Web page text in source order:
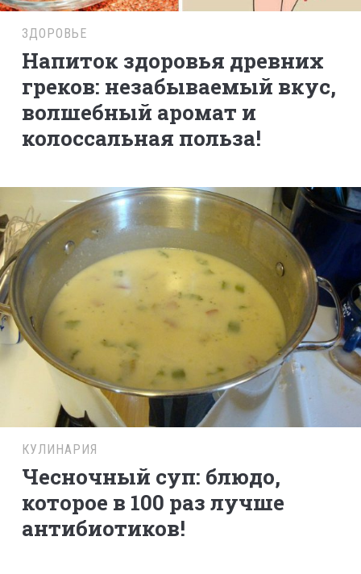
ЗДОРОВЬЕ
Напиток здоровья древних
греков: незабываемый вкус,
волшебный аромат и
колоссальная польза!
КУЛИНАРИЯ
Чесночный суп: блюдо,
которое в 100 раз лучше
антибиотиков!